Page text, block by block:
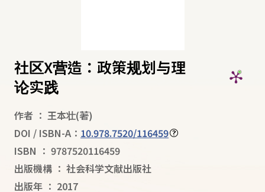
社区X营造：政策规划与理
论实践
作者 ： 王本壮(著)
DOI / ISBN-A： 10.978.7520/116459
ISBN ： 9787520116459
出版機構 ： 社会科学文献出版社
出版年 ： 2017